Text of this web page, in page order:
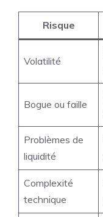
Risque
Volatilité
Bogue ou faille
Problèmes de
liquidité
Complexité
technique